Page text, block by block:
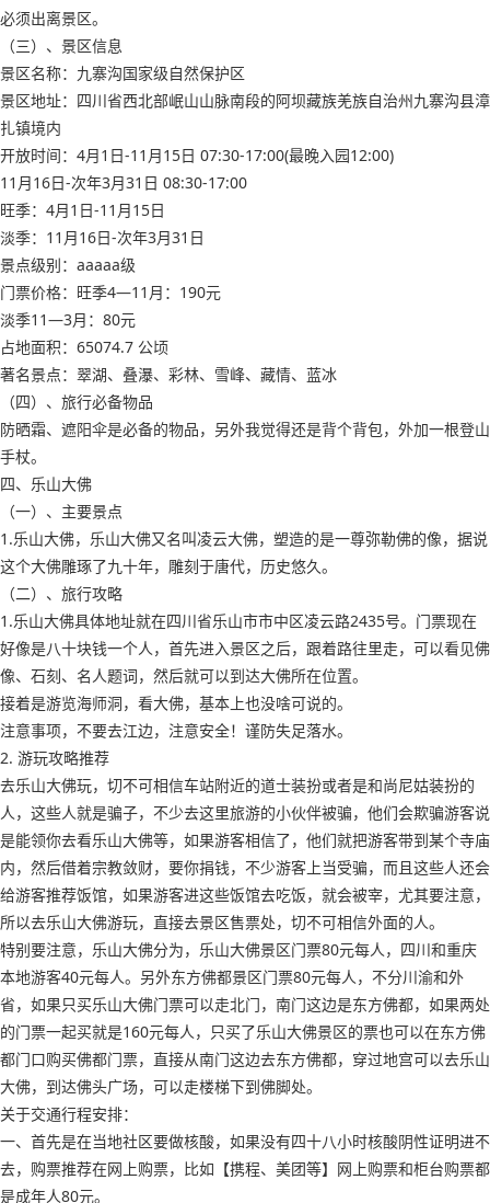
必须出离景区。
（三）、景区信息
景区名称：九寨沟国家级自然保护区
景区地址：四川省西北部岷山山脉南段的阿坝藏族羌族自治州九寨沟县漳
扎镇境内
开放时间：4月1日-11月15日 07:30-17:00(最晚入园12:00)
11月16日-次年3月31日 08:30-17:00
旺季：4月1日-11月15日
淡季：11月16日-次年3月31日
景点级别：aaaaa级
门票价格：旺季4—11月：190元
淡季11—3月：80元
占地面积：65074.7 公顷
著名景点：翠湖、叠瀑、彩林、雪峰、藏情、蓝冰
（四）、旅行必备物品
防晒霜、遮阳伞是必备的物品，另外我觉得还是背个背包，外加一根登山
手杖。
四、乐山大佛
（一）、主要景点
1.乐山大佛，乐山大佛又名叫凌云大佛，塑造的是一尊弥勒佛的像，据说
这个大佛雕琢了九十年，雕刻于唐代，历史悠久。
（二）、旅行攻略
1.乐山大佛具体地址就在四川省乐山市市中区凌云路2435号。门票现在
好像是八十块钱一个人，首先进入景区之后，跟着路往里走，可以看见佛
像、石刻、名人题词，然后就可以到达大佛所在位置。
接着是游览海师洞，看大佛，基本上也没啥可说的。
注意事项，不要去江边，注意安全！谨防失足落水。
2. 游玩攻略推荐
去乐山大佛玩，切不可相信车站附近的道士装扮或者是和尚尼姑装扮的
人，这些人就是骗子，不少去这里旅游的小伙伴被骗，他们会欺骗游客说
是能领你去看乐山大佛等，如果游客相信了，他们就把游客带到某个寺庙
内，然后借着宗教敛财，要你捐钱，不少游客上当受骗，而且这些人还会
给游客推荐饭馆，如果游客进这些饭馆去吃饭，就会被宰，尤其要注意，
所以去乐山大佛游玩，直接去景区售票处，切不可相信外面的人。
特别要注意，乐山大佛分为，乐山大佛景区门票80元每人，四川和重庆
本地游客40元每人。另外东方佛都景区门票80元每人，不分川渝和外
省，如果只买乐山大佛门票可以走北门，南门这边是东方佛都，如果两处
的门票一起买就是160元每人，只买了乐山大佛景区的票也可以在东方佛
都门口购买佛都门票，直接从南门这边去东方佛都，穿过地宫可以去乐山
大佛，到达佛头广场，可以走楼梯下到佛脚处。
关于交通行程安排：
一、首先是在当地社区要做核酸，如果没有四十八小时核酸阴性证明进不
去，购票推荐在网上购票，比如【携程、美团等】网上购票和柜台购票都
是成年人80元。